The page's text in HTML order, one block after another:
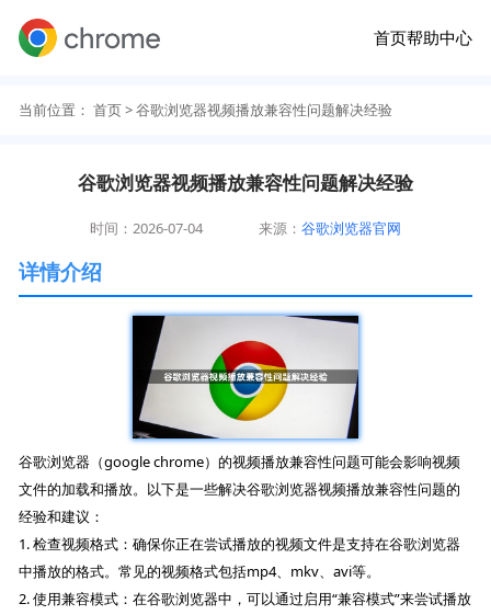
首页帮助中心
当前位置： 首页> 谷歌浏览器视频播放兼容性问题解决经验
谷歌浏览器视频播放兼容性问题解决经验
时间：2026-07-04 来源：谷歌浏览器官网
详情介绍
谷歌浏览器（google chrome）的视频播放兼容性问题可能会影响视频
文件的加载和播放。以下是一些解决谷歌浏览器视频播放兼容性问题的
经验和建议：
1. 检查视频格式：确保你正在尝试播放的视频文件是支持在谷歌浏览器
中播放的格式。常见的视频格式包括mp4、mkv、avi等。
2. 使用兼容模式：在谷歌浏览器中，可以通过启用“兼容模式”来尝试播放